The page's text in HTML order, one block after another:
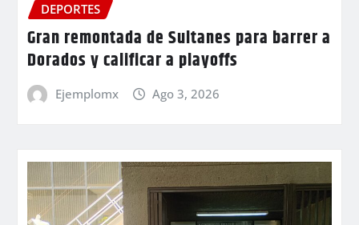
DEPORTES
Gran remontada de Sultanes para barrer a
Dorados y calificar a playoffs
Ejemplomx Ago 3, 2026